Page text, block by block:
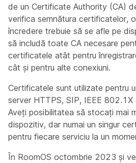
de un Certificate Authority (CA)
verifica semnătura certificatelor,
încredere trebuie să se afle pe
să includă toate CA necesare
certificatele atât pentru
cât și pentru alte conexiuni.
Certificatele sunt utilizate pentru
server HTTPS, SIP, IEEE 802.1X
Aveți posibilitatea să stocați mai
dispozitiv, dar numai un singur
pentru fiecare serviciu la un
În RoomOS octombrie 2023 și